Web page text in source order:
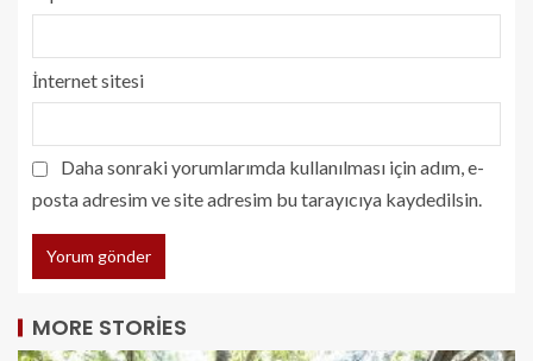
İnternet sitesi
Daha sonraki yorumlarımda kullanılması için adım, e-
posta adresim ve site adresim bu tarayıcıya kaydedilsin.
MORE STORIES